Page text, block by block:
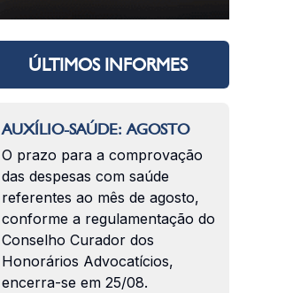
ÚLTIMOS INFORMES
AUXÍLIO-SAÚDE: AGOSTO
O prazo para a comprovação
das despesas com saúde
referentes ao mês de agosto,
conforme a regulamentação do
Conselho Curador dos
Honorários Advocatícios,
encerra-se em 25/08.